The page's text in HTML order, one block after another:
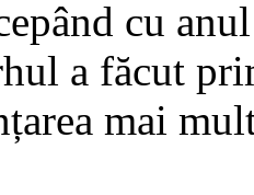
cu
a făcut
mai